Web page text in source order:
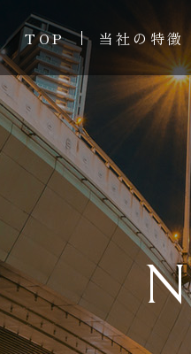
TOP 当社の特徴